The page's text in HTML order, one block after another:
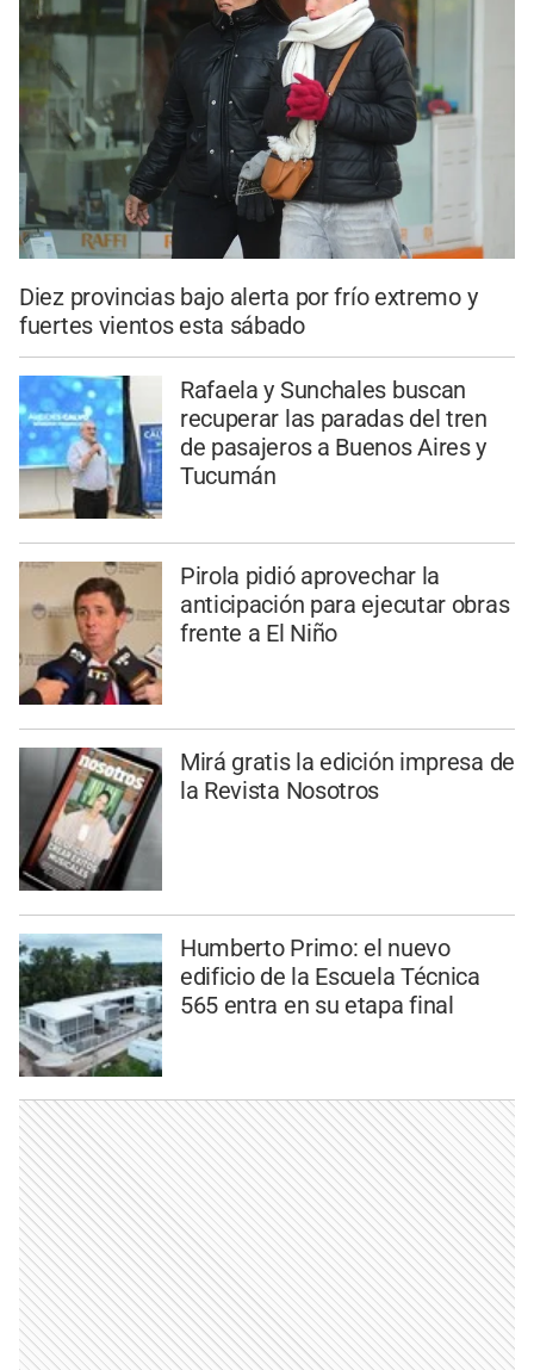
Diez provincias bajo alerta por frío extremo y
fuertes vientos esta sábado
Rafaela y Sunchales buscan
recuperar las paradas del tren
de pasajeros a Buenos Aires y
Tucumán
Pirola pidió aprovechar la
anticipación para ejecutar obras
frente a El Niño
Mirá gratis la edición impresa de
la Revista Nosotros
Humberto Primo: el nuevo
edificio de la Escuela Técnica
565 entra en su etapa final